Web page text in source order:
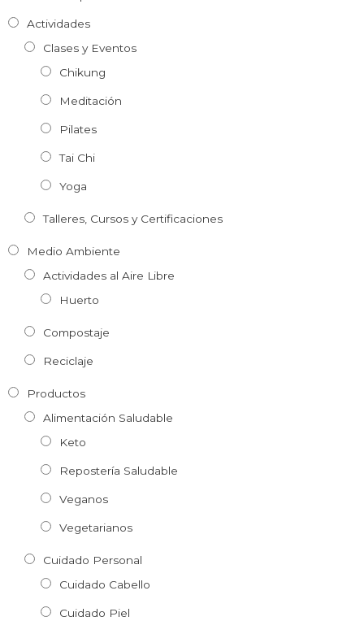
Actividades
Clases y Eventos
Chikung
Meditación
Pilates
Tai Chi
Yoga
Talleres, Cursos y Certificaciones
Medio Ambiente
Actividades al Aire Libre
Huerto
Compostaje
Reciclaje
Productos
Alimentación Saludable
Keto
Repostería Saludable
Veganos
Vegetarianos
Cuidado Personal
Cuidado Cabello
Cuidado Piel